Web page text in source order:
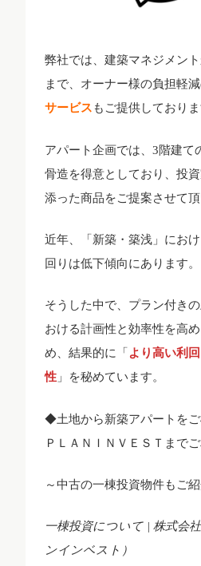
弊社では、建築マネジメン
まで、オーナー様の負担軽
サービス もご提供しておりま
アパート企画では、3階建て
骨造を得意としており、投
添った商品をご提案させて頂
近年、「新築・築浅」にお
回りは低下傾向にあります。
そうした中で、プラン付き
おける計画性と効率性を高
め、結果的に「より高い利
性 」を秘めています。
◆土地から新築アパートを
ＰＬＡＮＩＮＶＥＳＴまで
～中古の一棟投資物件もご
一棟投資について | 株式会
ンインベスト）